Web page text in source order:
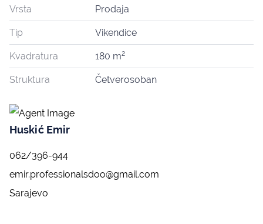
Vrsta Prodaja
Tip Vikendice
Kvadratura 180 m2
Struktura Četverosoban
Huskić Emir
062/396-944
emir.professionalsdoo@gmail.com
Sarajevo